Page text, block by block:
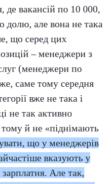
де вакансій по 10 000,
але вона не така
що серед цих
– менеджери з
(менеджери по
саме тому середня
вже не така і
не так активно
тому й не «піднімають
що у менеджерів
вказують у
Але так,